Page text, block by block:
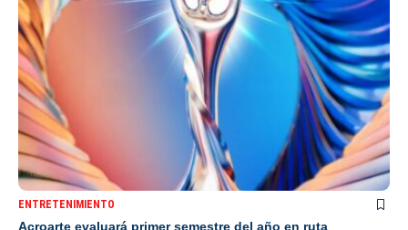
ENTRETENIMIENTO
Acroarte evaluará primer semestre del año en ruta